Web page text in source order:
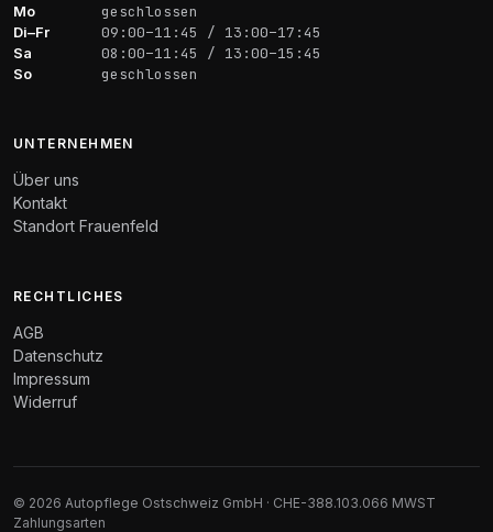
Mo geschlossen
Di–Fr 09:00–11:45 / 13:00–17:45
Sa 08:00–11:45 / 13:00–15:45
So geschlossen
UNTERNEHMEN
Über uns
Kontakt
Standort Frauenfeld
RECHTLICHES
AGB
Datenschutz
Impressum
Widerruf
© 2026 Autopflege Ostschweiz GmbH · CHE-388.103.066 MWST
Zahlungsarten